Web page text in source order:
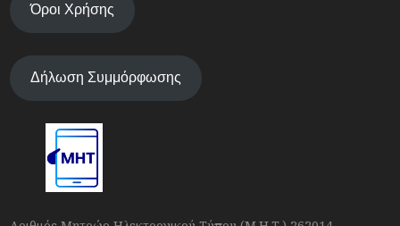
Όροι Χρήσης
Δήλωση Συμμόρφωσης